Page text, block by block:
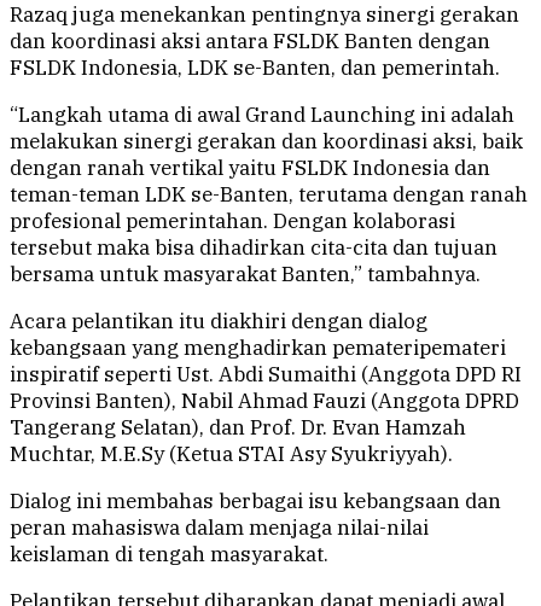
Razaq juga menekankan pentingnya sinergi gerakan
dan koordinasi aksi antara FSLDK Banten dengan
FSLDK Indonesia, LDK se-Banten, dan pemerintah.
“Langkah utama di awal Grand Launching ini adalah
melakukan sinergi gerakan dan koordinasi aksi, baik
dengan ranah vertikal yaitu FSLDK Indonesia dan
teman-teman LDK se-Banten, terutama dengan ranah
profesional pemerintahan. Dengan kolaborasi
tersebut maka bisa dihadirkan cita-cita dan tujuan
bersama untuk masyarakat Banten,” tambahnya.
Acara pelantikan itu diakhiri dengan dialog
kebangsaan yang menghadirkan pemateripemateri
inspiratif seperti Ust. Abdi Sumaithi (Anggota DPD RI
Provinsi Banten), Nabil Ahmad Fauzi (Anggota DPRD
Tangerang Selatan), dan Prof. Dr. Evan Hamzah
Muchtar, M.E.Sy (Ketua STAI Asy Syukriyyah).
Dialog ini membahas berbagai isu kebangsaan dan
peran mahasiswa dalam menjaga nilai-nilai
keislaman di tengah masyarakat.